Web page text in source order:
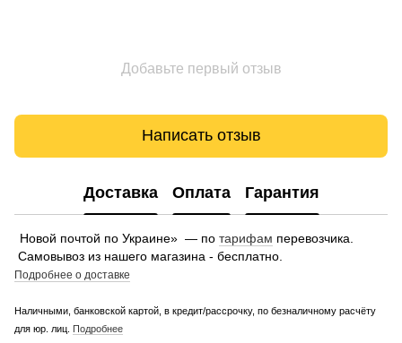
Добавьте первый отзыв
Написать отзыв
Доставка Оплата Гарантия
Новой почтой по Украине» — по тарифам перевозчика.
Самовывоз из нашего магазина - бесплатно.
Подробнее о доставке
Наличными, банковской картой, в кредит/рассрочку, по безналичному расчёту
для юр. лиц. Подробнее